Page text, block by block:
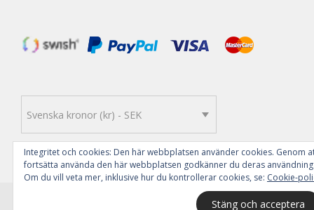
profilprofil
Svenska kronor (kr) - SEK
Integritet och cookies: Den här webbplatsen använder cookies. Genom
fortsätta använda den här webbplatsen godkänner du deras
Om du vill veta mer, inklusive hur du kontrollerar cookies, se: Cookie-